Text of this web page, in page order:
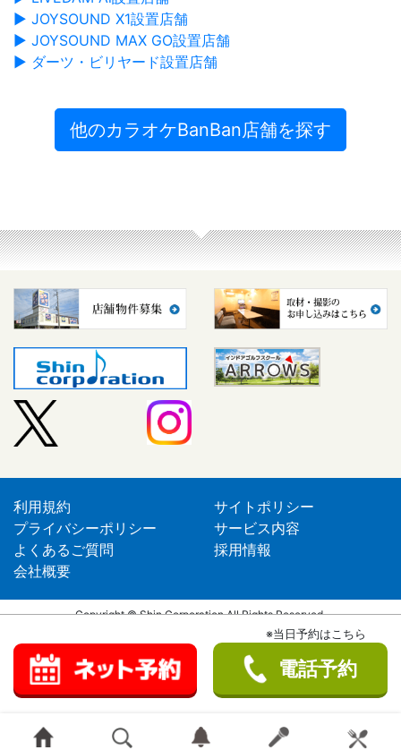
▶ JOYSOUND X1設置店舗
▶ JOYSOUND MAX GO設置店舗
▶ ダーツ・ビリヤード設置店舗
他のカラオケBanBan店舗を探す
利用規約
サイトポリシー
プライバシーポリシー
サービス内容
よくあるご質問
採用情報
会社概要
Copyright © Shin Corporation All Rights Reserved.
※当日予約はこちら
電話予約